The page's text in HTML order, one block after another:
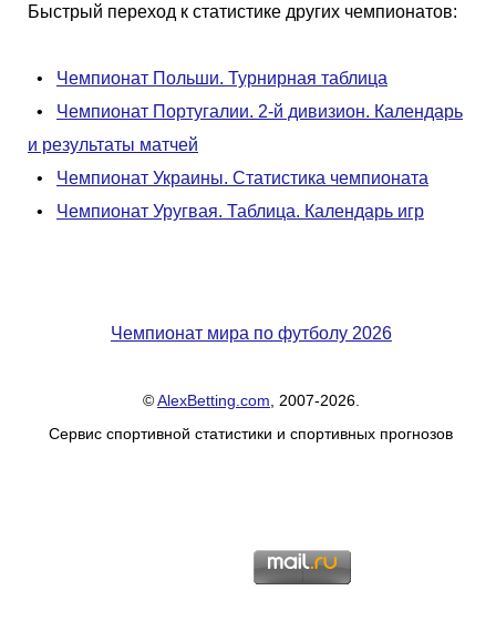
Быстрый переход к статистике других чемпионатов:
• Чемпионат Польши. Турнирная таблица
• Чемпионат Португалии. 2-й дивизион. Календарь
и результаты матчей
• Чемпионат Украины. Статистика чемпионата
• Чемпионат Уругвая. Таблица. Календарь игр
Чемпионат мира по футболу 2026
©AlexBetting.com , 2007-2026.
Сервис спортивной статистики и спортивных прогнозов